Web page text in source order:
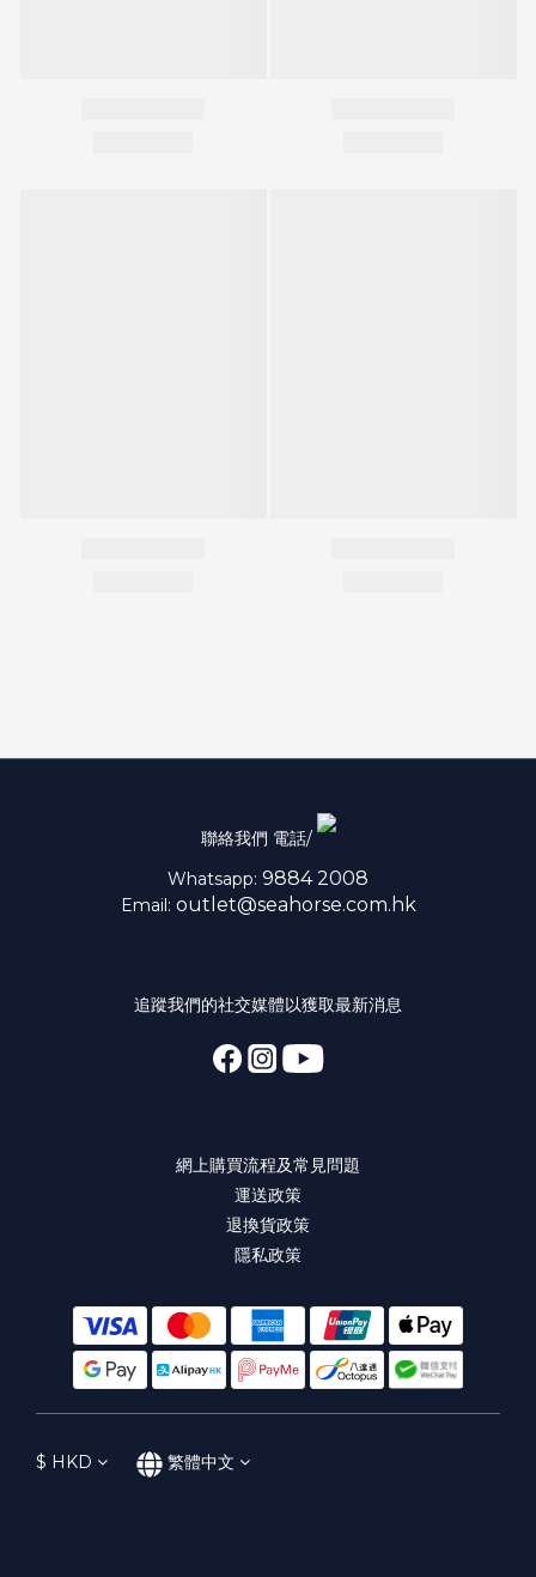
聯絡我們 電話/
Whatsapp: 9884 2008
Email: outlet@seahorse.com.hk
追蹤我們的社交媒體以獲取最新消息
網上購買流程及常見問題
運送政策
退換貨政策
隱私政策
$ HKD 繁體中文